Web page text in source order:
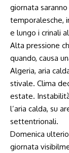
giornata
temporalesche,
e lungo i crinali
Alta pressione
quando, causa
Algeria, aria
stivale. Clima
estate.
l’aria calda, su
settentrionali.
Domenica
giornata